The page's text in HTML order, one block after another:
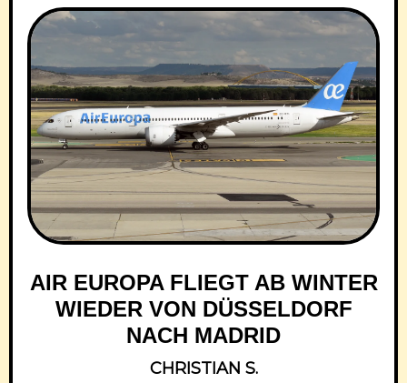
AIR EUROPA FLIEGT AB WINTER
WIEDER VON DÜSSELDORF
NACH MADRID
CHRISTIAN S.